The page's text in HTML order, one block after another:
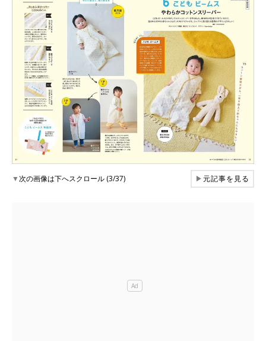
▼次の画像は下へスクロール (3/37) ▶元記事を見る